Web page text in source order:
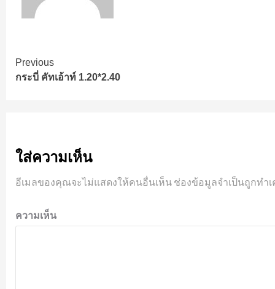
Continue
Reading
Previous
กระบี่ คัทเอ้าท์ 1.20*2.40
ใส่ความเห็น
อีเมลของคุณจะไม่แสดงให้คนอื่นเห็น ช่องข้อมูลจำเป็นถูกทำ
ความเห็น